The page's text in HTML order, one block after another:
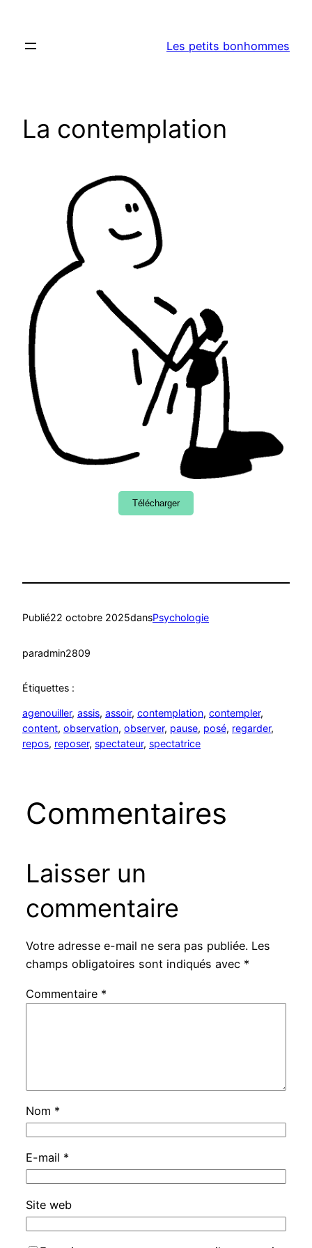
contenu
Les petits bonhommes
La contemplation
Télécharger
Publié22 octobre 2025dansPsychologie
paradmin2809
Étiquettes :
agenouiller, assis, assoir, contemplation, contempler
content, observation, observer, pause, posé, regarder
repos, reposer, spectateur, spectatrice
Commentaires
Laisser un
commentaire
Votre adresse e-mail ne sera pas publiée. Les
champs obligatoires sont indiqués avec *
Commentaire *
Nom *
E-mail *
Site web